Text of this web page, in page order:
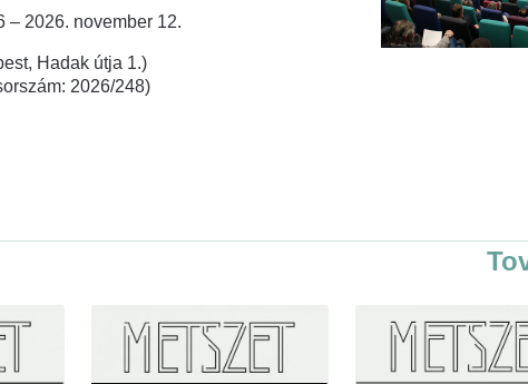
– 2026. november 12.
Hadak útja 1.)
2026/248)